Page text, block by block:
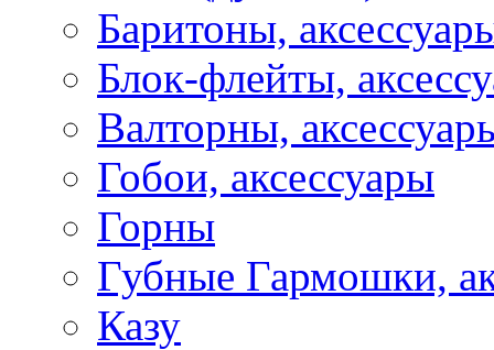
Баритоны,
Блок-флейты,
Валторны,
Гобои, аксессуары
Горны
Губные Гармошки,
Казу